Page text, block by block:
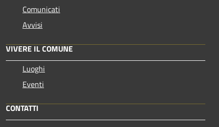
Comunicati
Avvisi
VIVERE IL COMUNE
Luoghi
Eventi
CONTATTI